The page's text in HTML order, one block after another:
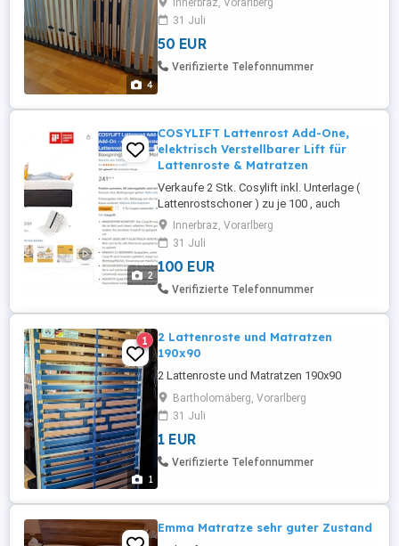
4
verstellbar.
Innerbraz, Vorarlberg
31 Juli
50 EUR
Verifizierte Telefonnummer
2
COSYLIFT Lattenrost Add-One,
elektrisch Verstellbarer Lift für
Lattenroste & Matratzen
Verkaufe 2 Stk. Cosylift inkl. Unterlage (
Lattenrostschoner ) zu je 100 , auch
einzeln abzugeben. Kann über Handtaster
oder App gesteuert werden.
Innerbraz, Vorarlberg
31 Juli
100 EUR
Verifizierte Telefonnummer
1
1
2 Lattenroste und Matratzen
190x90
2 Lattenroste und Matratzen 190x90
Bartholomäberg, Vorarlberg
31 Juli
1 EUR
Verifizierte Telefonnummer
Emma Matratze sehr guter Zustand